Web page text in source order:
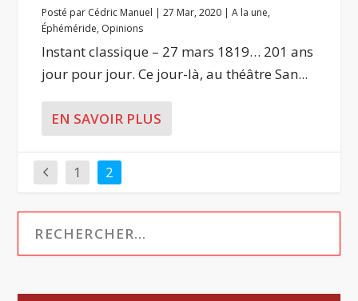
Posté par Cédric Manuel |27 Mar, 2020 |A la une,
Éphéméride, Opinions
Instant classique – 27 mars 1819… 201 ans
jour pour jour. Ce jour-là, au théâtre San...
EN SAVOIR PLUS
1 2